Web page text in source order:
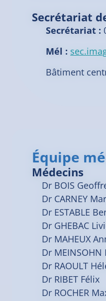
Secrétariat
Secrétariat :
Mél :
Bâtiment
Équipe
Médecins
Dr BOIS
Dr CARNEY
Dr ESTABLE
Dr GHEBAC
Dr MAHEUX
Dr MEINSOHN
Dr RAOULT
Dr RIBET Félix
Dr ROCHER